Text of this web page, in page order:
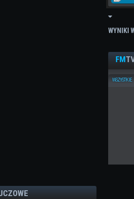
WYNIKI
FM
WSZYSTKIE